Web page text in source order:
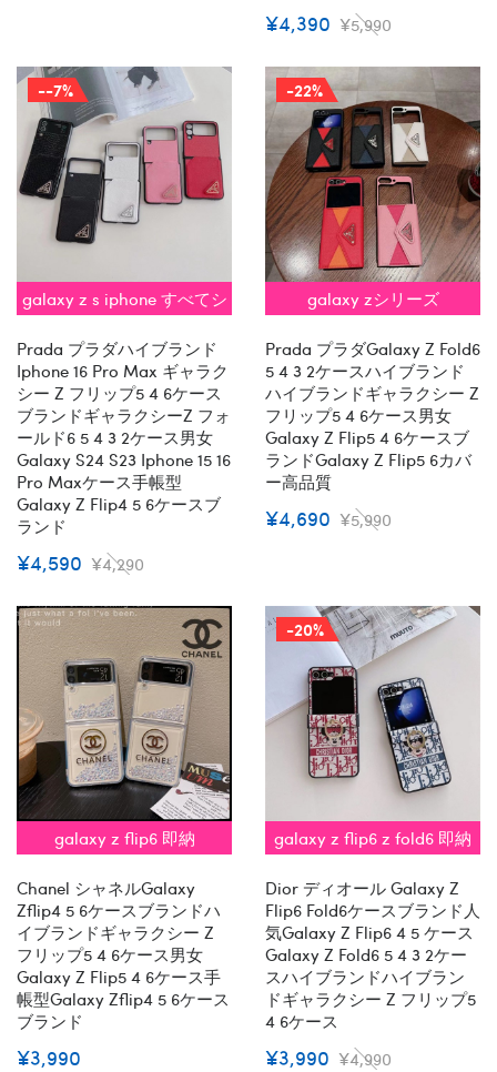
¥4,390 ¥5,990
--7%
galaxy z s iphone すべてシ
Prada プラダハイブランド
Iphone 16 Pro Max ギャラク
シー Z フリップ5 4 6ケース
ブランドギャラクシーZ フォ
ールド6 5 4 3 2ケース男女
Galaxy S24 S23 Iphone 15 16
Pro Maxケース手帳型
Galaxy Z Flip4 5 6ケースブ
ランド
¥4,590 ¥4,290
-22%
galaxy zシリーズ
Prada プラダgalaxy Z Fold6
5 4 3 2ケースハイブランド
ハイブランドギャラクシー Z
フリップ5 4 6ケース男女
Galaxy Z Flip5 4 6ケースブ
ランドGalaxy Z Flip5 6カバ
ー高品質
¥4,690 ¥5,990
galaxy z flip6 即納
Chanel シャネルgalaxy
Zflip4 5 6ケースブランドハ
イブランドギャラクシー Z
フリップ5 4 6ケース男女
Galaxy Z Flip5 4 6ケース手
帳型Galaxy Zflip4 5 6ケース
ブランド
¥3,990
-20%
galaxy z flip6 z fold6 即納
Dior ディオール Galaxy Z
Flip6 Fold6ケースブランド人
気Galaxy Z Flip6 4 5 ケース
Galaxy Z Fold6 5 4 3 2ケー
スハイブランドハイブラン
ドギャラクシー Z フリップ5
4 6ケース
¥3,990 ¥4,990